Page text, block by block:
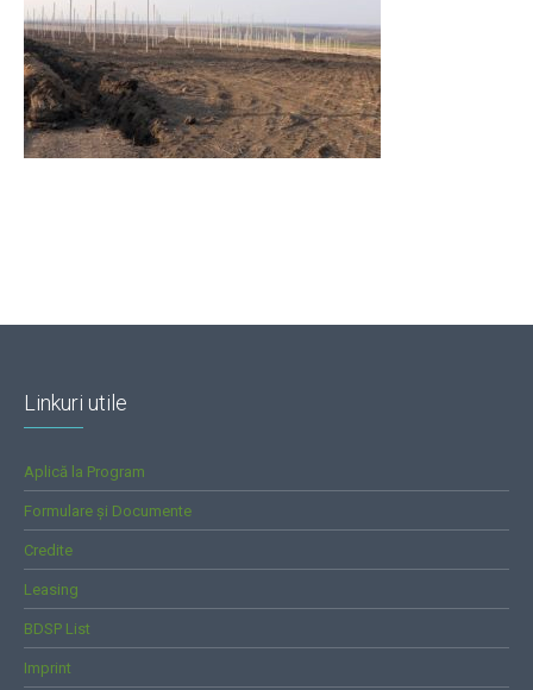
Linkuri utile
Aplică la Program
Formulare și Documente
Credite
Leasing
BDSP List
Imprint